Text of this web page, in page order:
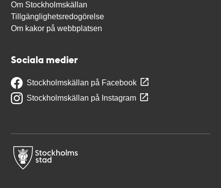
Om Stockholmskällan
Tillgänglighetsredogörelse
Om kakor på webbplatsen
Sociala medier
Stockholmskällan på Facebook
Stockholmskällan på Instagram